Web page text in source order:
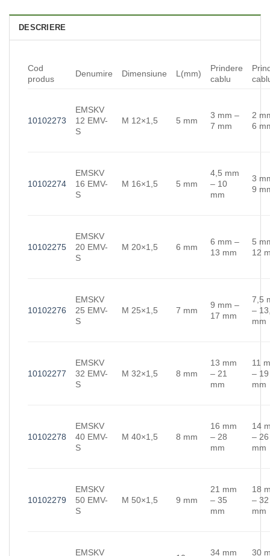
DESCRIERE
Cod
produs
Denumire Dimensiune L(mm)
Prindere
cablu
10102273
EMSKV
12 EMV-
S
M 12×1,5 5 mm
3 mm –
7 mm
2
6
10102274
EMSKV
16 EMV-
S
M 16×1,5 5 mm
4,5 mm
– 10
mm
3
9
10102275
EMSKV
20 EMV-
S
M 20×1,5 6 mm
6 mm –
13 mm
5
12
10102276
EMSKV
25 EMV-
S
M 25×1,5 7 mm
9 mm –
17 mm
7,5
–
mm
10102277
EMSKV
32 EMV-
S
M 32×1,5 8 mm
13 mm
– 21
mm
11
– 19
mm
10102278
EMSKV
40 EMV-
S
M 40×1,5 8 mm
16 mm
– 28
mm
14
– 26
mm
10102279
EMSKV
50 EMV-
S
M 50×1,5 9 mm
21 mm
– 35
mm
18
– 32
mm
EMSKV 34 mm 30